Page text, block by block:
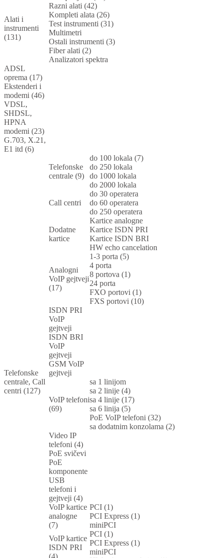
Alati i
instrumenti
(131)
Razni alati (42)
Kompleti alata (26)
Test instrumenti (31)
Multimetri
Ostali instrumenti (3)
Fiber alati (2)
Analizatori spektra
ADSL
oprema (17)
Ekstenderi i
modemi (46)
VDSL,
SHDSL,
HPNA
modemi (23)
G.703, X.21,
E1 itd (6)
Telefonske
centrale, Call
centri (127)
Telefonske
centrale (9)
do 100 lokala (7)
do 250 lokala
do 1000 lokala
do 2000 lokala
Call centri
do 30 operatera
do 60 operatera
do 250 operatera
Dodatne
kartice
Kartice analogne
Kartice ISDN PRI
Kartice ISDN BRI
HW echo cancelation
Analogni
VoIP gejtveji
(17)
1-3 porta (5)
4 porta
8 portova (1)
24 porta
FXO portovi (1)
FXS portovi (10)
ISDN PRI
VoIP
gejtveji
ISDN BRI
VoIP
gejtveji
GSM VoIP
gejtveji
VoIP telefoni
(69)
sa 1 linijom
sa 2 linije (4)
sa 4 linije (17)
sa 6 linija (5)
PoE VoIP telefoni (32)
sa dodatnim konzolama (2)
Video IP
telefoni (4)
PoE svičevi
PoE
komponente
USB
telefoni i
gejtveji (4)
VoIP kartice
analogne
(7)
PCI (1)
PCI Express (1)
miniPCI
VoIP kartice
ISDN PRI
PCI (1)
PCI Express (1)
miniPCI